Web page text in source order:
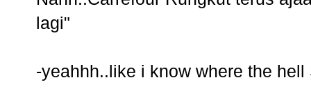
lagi"
-yeahhh..like i know where the